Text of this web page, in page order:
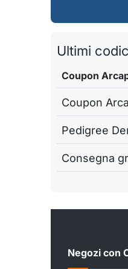
Ultimi
Coupon
Coupon
Pedigree
Consegna
Negozi con